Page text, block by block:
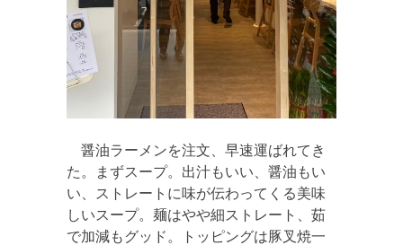
醤油ラーメンを注文、早速運ばれてき
た。まずスープ。出汁もいい、醤油もい
い、ストレートに味が伝わってくる美味
しいスープ。麺はやや細ストレート、茹
で加減もグッド。トッピングは豚叉焼一